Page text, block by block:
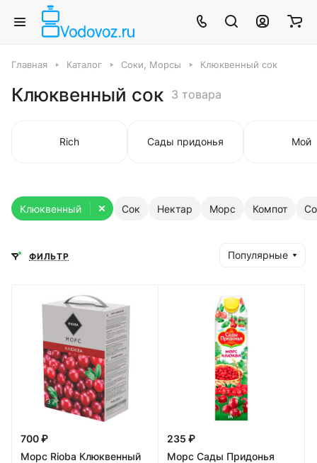
Главная Каталог Соки, Морсы Клюквенный сок
Клюквенный сок 3 товара
Rich Сады придонья Мой
Сок Нектар Морс Компот
Клюквенный
ФИЛЬТР Популярные
700 ₽
Морс Rioba Клюквенный
235 ₽
Морс Сады Придонья